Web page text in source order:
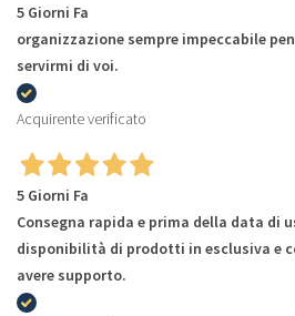
5 Giorni Fa
organizzazione sempre impeccabile
servirmi di voi.
Acquirente verificato
5 Giorni Fa
Consegna rapida e prima della data di
disponibilità di prodotti in esclusiva e
avere supporto.